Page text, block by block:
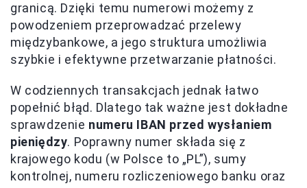
granicą. Dzięki temu numerowi możemy z
powodzeniem przeprowadzać przelewy
międzybankowe, a jego struktura umożliwia
szybkie i efektywne przetwarzanie płatności.
W codziennych transakcjach jednak łatwo
popełnić błąd. Dlatego tak ważne jest dokładne
sprawdzenie numeru IBAN przed wysłaniem
pieniędzy. Poprawny numer składa się z
krajowego kodu (w Polsce to „PL”), sumy
kontrolnej, numeru rozliczeniowego banku oraz